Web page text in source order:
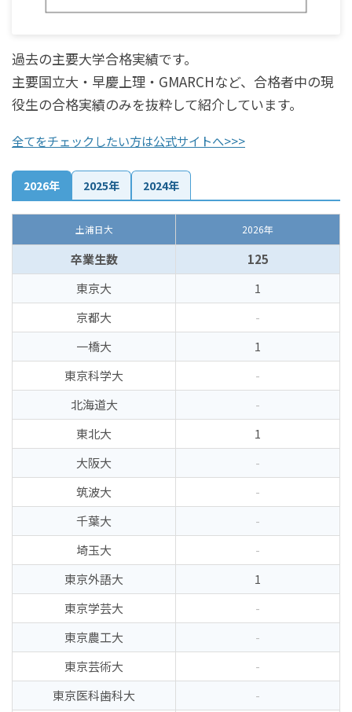
過去の主要大学合格実績です。
主要国立大・早慶上理・GMARCHなど、合格者中の現
役生の合格実績のみを抜粋して紹介しています。
全てをチェックしたい方は公式サイトへ>>>
2026年 2025年 2024年
土浦日大 2026年
卒業生数
125
東京大
1
京都大
-
一橋大
1
東京科学大
-
北海道大
-
東北大
1
大阪大
-
筑波大
-
千葉大
-
埼玉大
-
東京外語大
1
東京学芸大
-
東京農工大
-
東京芸術大
-
東京医科歯科大
-